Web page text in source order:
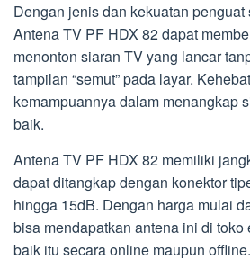
Dengan jenis dan kekuatan
Antena TV PF HDX 82 dapat
menonton siaran TV yang lancar
tampilan “semut” pada layar.
kemampuannya dalam menangkap
baik.
Antena TV PF HDX 82 memiliki
dapat ditangkap dengan konektor
hingga 15dB. Dengan harga mulai
bisa mendapatkan antena ini di toko
baik itu secara online maupun offline.